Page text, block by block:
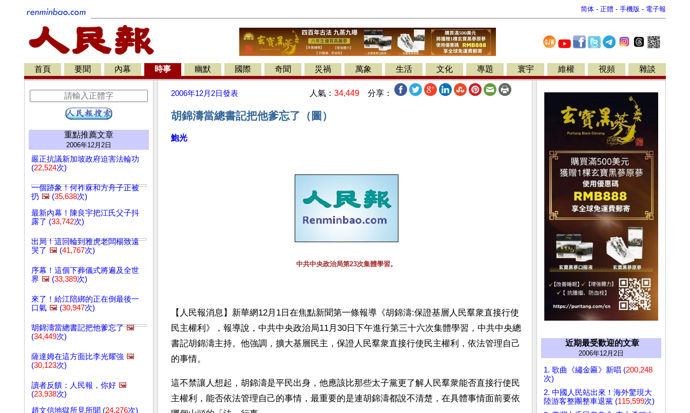
简体 - 正體 - 手機版 - 電子報
首頁 要聞 內幕 時事 幽默 國際 奇聞 災禍 萬象 生活 文化 專題 寰宇 維權 視頻 雜談
重點推薦文章
2006年12月2日
嚴正抗議新加坡政府迫害法輪功
(22,524次)
一個跡象！何祚庥和方舟子正被
扔 🖼️ (35,638次)
最新內幕！陳良宇把江氏父子抖
露了 (33,742次)
出局！這回輪到雅虎老闆楊致遠
哭了 🖼️ (41,767次)
序幕！這個下葬儀式將遍及全世
界 🖼️ (33,389次)
來了！給江陪綁的正在倒最後一
口氣 🖼️ (30,947次)
胡錦濤當總書記把他爹忘了 🖼️
(34,449次)
薩達姆在這方面比李光耀強 🖼️
(30,123次)
讀者反饋：人民報，你好 🖼️
(23,938次)
趙文信地獄所見所聞 (24,276次)
2006年12月2日發表 人氣： 34,449 分享：
胡錦濤當總書記把他爹忘了（圖）
鮑光
中共中央政治局第23次集體學習。
【人民報消息】新華網12月1日在焦點新聞第一條報導《胡錦濤:保證基層人民羣衆直接行使
民主權利》，報導說，中共中央政治局11月30日下午進行第三十六次集體學習，中共中央總
書記胡錦濤主持。他強調，擴大基層民主，保證人民羣衆直接行使民主權利，依法管理自己
的事情。
這不禁讓人想起，胡錦濤是平民出身，他應該比那些太子黨更了解人民羣衆能否直接行使民
主權利，能否依法管理自己的事情，最重要的是連胡錦濤都說不清楚，在具體事情面前要依
近期最受歡迎的文章
2006年12月2日
1. 歌曲《繡金匾》新唱 (200,248
次)
2. 中國人民站出來！海外驚現大
陸游客整團整車退黨 (115,599次)